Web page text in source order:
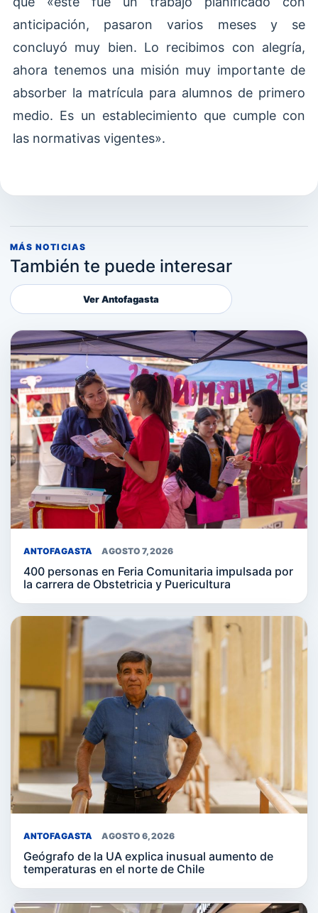
anticipación, pasaron varios meses y se
concluyó muy bien. Lo recibimos con alegría,
ahora tenemos una misión muy importante de
absorber la matrícula para alumnos de primero
medio. Es un establecimiento que cumple con
las normativas vigentes».
MÁS NOTICIAS
También te puede interesar
Ver Antofagasta
ANTOFAGASTA AGOSTO 7, 2026
400 personas en Feria Comunitaria impulsada por
la carrera de Obstetricia y Puericultura
ANTOFAGASTA AGOSTO 6, 2026
Geógrafo de la UA explica inusual aumento de
temperaturas en el norte de Chile